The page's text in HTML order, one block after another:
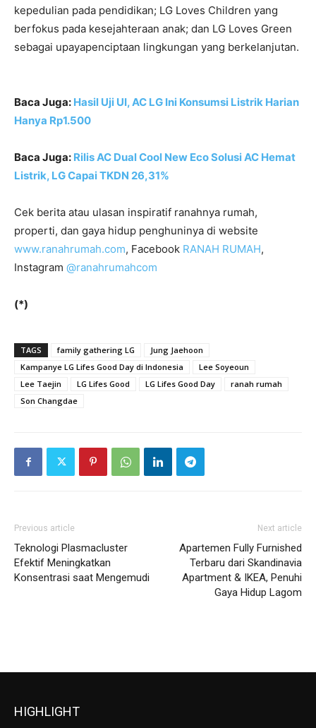
kepedulian pada pendidikan; LG Loves Children yang
berfokus pada kesejahteraan anak; dan LG Loves Green
sebagai upayapenciptaan lingkungan yang berkelanjutan.
Baca Juga: Hasil Uji UI, AC LG Ini Konsumsi Listrik Harian
Hanya Rp1.500
Baca Juga: Rilis AC Dual Cool New Eco Solusi AC Hemat
Listrik, LG Capai TKDN 26,31%
Cek berita atau ulasan inspiratif ranahnya rumah,
properti, dan gaya hidup penghuninya di website
www.ranahrumah.com, Facebook RANAH RUMAH,
Instagram @ranahrumahcom
(*)
TAGS family gathering LG
Jung Jaehoon
Kampanye LG Lifes Good Day di Indonesia
Lee Soyeoun
Lee Taejin
LG Lifes Good LG Lifes Good Day
ranah rumah
Son Changdae
Previous article
Teknologi Plasmacluster
Efektif Meningkatkan
Konsentrasi saat Mengemudi
Next article
Apartemen Fully Furnished
Terbaru dari Skandinavia
Apartment & IKEA, Penuhi
Gaya Hidup Lagom
HIGHLIGHT